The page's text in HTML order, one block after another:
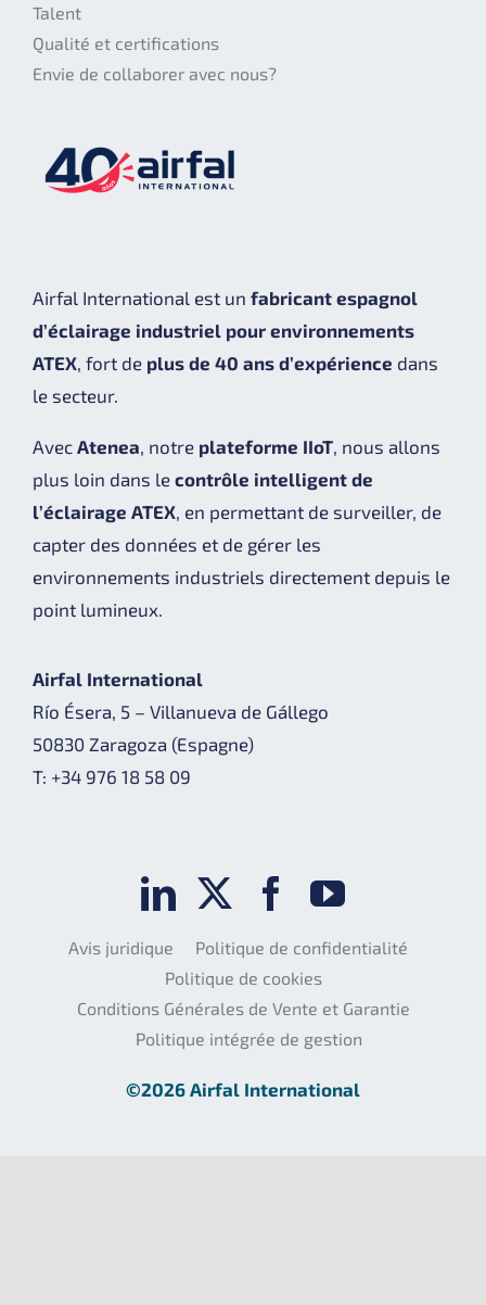
Talent
Qualité et certifications
Envie de collaborer avec nous?
Airfal International est un fabricant espagnol
d’éclairage industriel pour environnements
ATEX, fort de plus de 40 ans d’expérience dans
le secteur.
Avec Atenea , notre plateforme IIoT, nous allons
plus loin dans le contrôle intelligent de
l’éclairage ATEX, en permettant de surveiller, de
capter des données et de gérer les
environnements industriels directement depuis le
point lumineux.
Airfal International
Río Ésera, 5 – Villanueva de Gállego
50830 Zaragoza (Espagne)
T: +34 976 18 58 09
Avis juridique
Politique de confidentialité
Politique de cookies
Conditions Générales de Vente et Garantie
Politique intégrée de gestion
©2026 Airfal International